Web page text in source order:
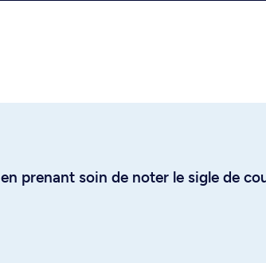
prenant soin de noter le sigle de